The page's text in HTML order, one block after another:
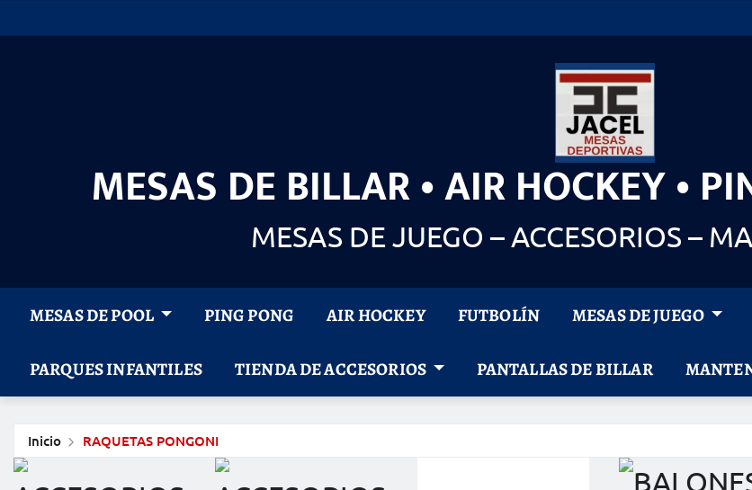
MESAS DE BILLAR • AIR HOCKEY •
MESAS DE JUEGO – ACCESORIOS –
MESAS DE POOL PING PONG AIR HOCKEY FUTBOLÍN MESAS DE JUEGO
PARQUES INFANTILES TIENDA DE ACCESORIOS PANTALLAS DE BILLAR
Inicio RAQUETAS PONGONI